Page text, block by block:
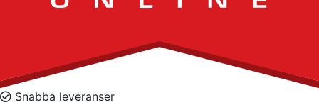
Snabba leveranser